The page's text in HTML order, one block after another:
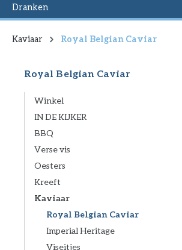
Dranken
Kaviaar Royal Belgian Caviar
Royal Belgian Caviar
Winkel
IN DE KIJKER
BBQ
Verse vis
Oesters
Kreeft
Kaviaar
Royal Belgian Caviar
Imperial Heritage
Viseitjes